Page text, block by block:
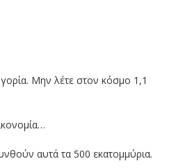
Μην λέτε στον κόσμο 1,1
αυτά τα 500 εκατομμύρια.